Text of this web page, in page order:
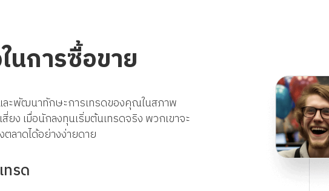
นการซื้อขาย
ละพัฒนาทักษะการเทรดของคุณในสภาพ
ยง เมื่อนักลงทุนเริ่มต้นเทรดจริง พวกเขาจะ
ลาดได้อย่างง่ายดาย
ทรด